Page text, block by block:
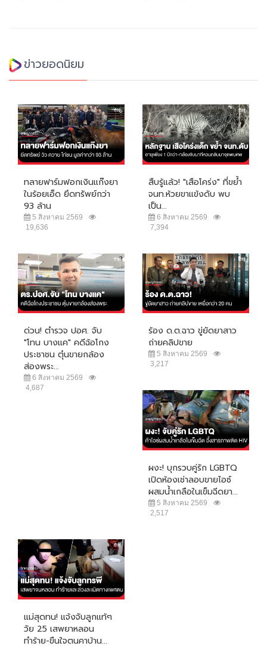
ข่าวยอดนิยม
ทลายฟาร์มฟอกเงินแก๊งยา
ในร้อยเอ็ด ยึดทรัพย์กว่า
93 ล้าน
5 สิงหาคม 2569
19,636
สืบรู้แล้ว! "เสือโคร่ง" ที่ขย้ำ
จนท.ห้วยขาแข้งดับ พบ
เป็น...
6 สิงหาคม 2569
7,394
ด่วน! ตำรวจ ปอศ. จับ
"โทน บางแค" คดีฉ้อโกง
ประชาชน ตุ๋นขายกล้อง
ส่องพระ...
6 สิงหาคม 2569
4,687
ร้อง ด.ต.ฉาว ขู่ยัดยาสาว
ถ่ายคลิปขาย
5 สิงหาคม 2569
3,217
ผงะ! บุกรวบคู่รัก LGBTQ
เปิดห้องเช่าลอบขายไอซ์
ผสมน้ำเกลือในเข็มฉีดยา...
5 สิงหาคม 2569
2,517
แม่สุดทน! แจ้งจับลูกแท้ๆ
วัย 25 เสพยาหลอน
ทำร้าย-ขืนใจตนคาบ้าน...